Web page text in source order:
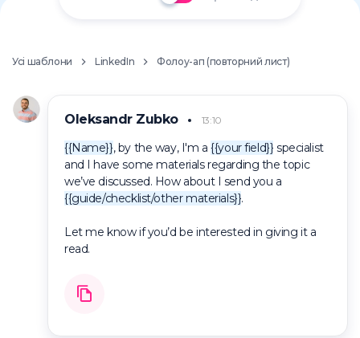
Усі шаблони LinkedIn Фолоу-ап (повторний лист)
Oleksandr Zubko 13:10
{{Name}}, by the way, I'm a{{your field}} specialist
and I have some materials regarding the topic
we’ve discussed. How about I send you a
{{guide/checklist/other materials}}.
Let me know if you’d be interested in giving it a
read.